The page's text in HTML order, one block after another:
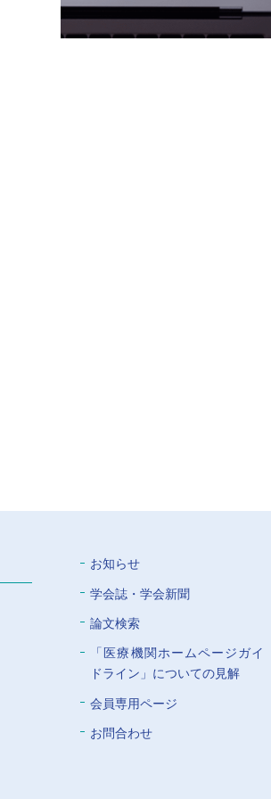
お知らせ
学会誌・学会新聞
論文検索
「医療機関ホームページガイ
ドライン」についての⾒解
会員専⽤ページ
お問合わせ